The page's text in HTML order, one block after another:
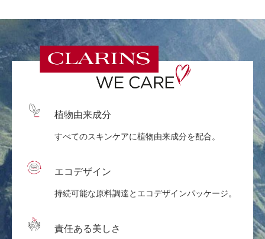
植物由来成分
すべてのスキンケアに植物由来成分を配合。
エコデザイン
持続可能な原料調達とエコデザインパッケージ。
責任ある美しさ